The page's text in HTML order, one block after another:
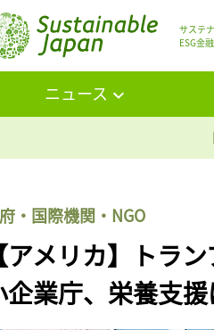
サステ
ESG金
ニュース
・国際機関・NGO
【アメリカ】トラ
企業庁、栄養支